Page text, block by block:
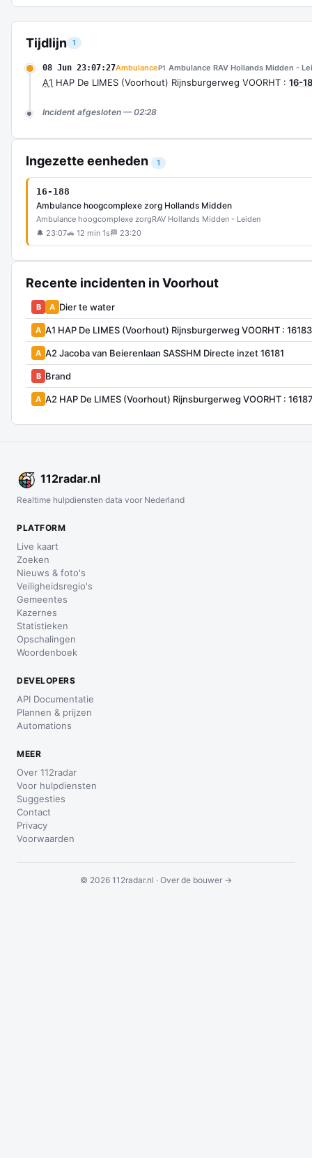
Tijdlijn 1
08 Jun 23:07:27AmbulanceP1 Ambulance RAV Hollands Midden -
A1 HAP De LIMES (Voorhout) Rijnsburgerweg VOORHT : 16-
Incident afgesloten — 02:28
Ingezette eenheden 1
16-188
Ambulance hoogcomplexe zorg Hollands Midden
Ambulance hoogcomplexe zorgRAV Hollands Midden - Leiden
🔔 23:07🚗 12 min 1s 🏁 23:20
Recente incidenten in Voorhout
B A Dier te water
A A1 HAP De LIMES (Voorhout) Rijnsburgerweg VOORHT : 16183
A A2 Jacoba van Beierenlaan SASSHM Directe inzet 16181
B Brand
A A2 HAP De LIMES (Voorhout) Rijnsburgerweg VOORHT :
112radar.nl
Realtime hulpdiensten data voor Nederland
PLATFORM
Live kaart
Zoeken
Nieuws & foto's
Veiligheidsregio's
Gemeentes
Kazernes
Statistieken
Opschalingen
Woordenboek
DEVELOPERS
API Documentatie
Plannen & prijzen
Automations
MEER
Over 112radar
Voor hulpdiensten
Suggesties
Contact
Privacy
Voorwaarden
© 2026 112radar.nl · Over de bouwer →